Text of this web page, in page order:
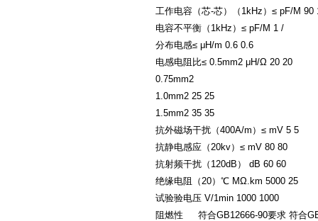
工作电容（芯-芯）（1kHz）≤ pF/M 90
电容不平衡（1kHz）≤ pF/M 1 /
分布电感≤ μH/m 0.6 0.6
电感电阻比≤ 0.5mm2 μH/Ω 20 20
0.75mm2
1.0mm2 25 25
1.5mm2 35 35
抗外磁场干扰（400A/m）≤ mV 5 5
抗静电感应（20kv）≤ mV 80 80
抗射频干扰（120dB） dB 60 60
绝缘电阻（20）℃ MΩ.km 5000 25
试验验电压 V/1min 1000 1000
阻燃性 符合GB12666-90要求 符合